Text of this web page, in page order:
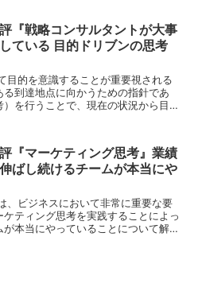
『戦略コンサルタントが大事
ている 目的ドリブンの思考
到達地点に向かうための指針であ
を行うことで、現在の状況から目的
『マーケティング思考』業績
ばし続けるチームが本当にや
ティング思考を実践することによっ
本当にやっていることについて解説